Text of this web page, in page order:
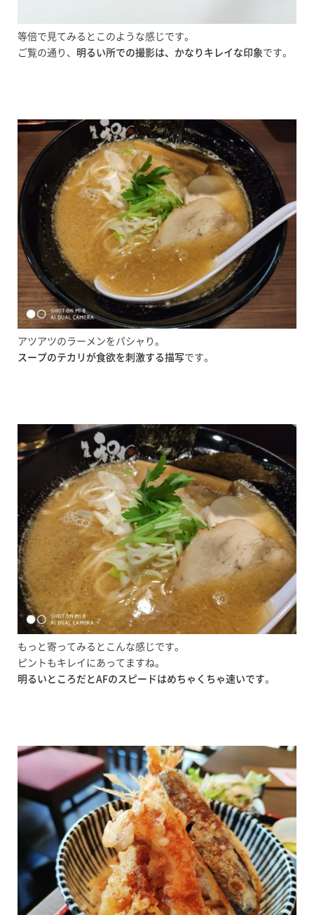
等倍で見てみるとこのような感じです。
ご覧の通り、
明るい所での撮影は、かなりキレイな印象です。
アツアツのラーメンをパシャり。
スープのテカリが食欲を刺激する描写です。
もっと寄ってみるとこんな感じです。
ピントもキレイにあってますね。
明るいところだとAFのスピードはめちゃくちゃ速いです。